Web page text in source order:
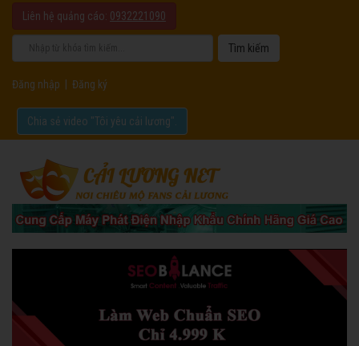
Liên hệ quảng cáo: 0932221090
Đăng nhập Đăng ký
Chia sẻ video "Tôi yêu cải lương".